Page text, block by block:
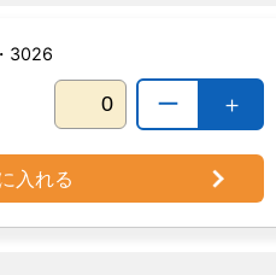
3026
＋
ー
入れる